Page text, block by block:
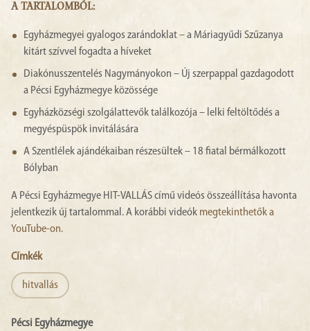
A TARTALOMBÓL:
Egyházmegyei gyalogos zarándoklat – a Máriagyűdi Szűzanya
kitárt szívvel fogadta a híveket
Diakónusszentelés Nagymányokon – Új szerpappal gazdagodott
a Pécsi Egyházmegye közössége
Egyházközségi szolgálattevők találkozója – lelki feltöltődés a
megyéspüspök invitálására
A Szentlélek ajándékaiban részesültek – 18 fiatal bérmálkozott
Bólyban
A Pécsi Egyházmegye HIT-VALLÁS című videós összeállítása havonta
jelentkezik új tartalommal. A korábbi videók megtekinthetők a
YouTube-on.
Címkék
hitvallás
Pécsi Egyházmegye